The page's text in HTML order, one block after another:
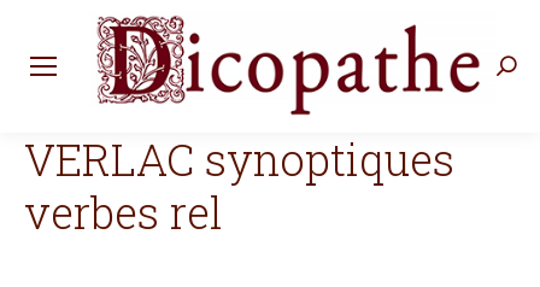
VERLAC synoptiques
verbes rel